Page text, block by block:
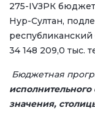
275-IVЗРК
Нур-Султан,
34 148 209,0 тыс.
Бюджетная
исполнительного
значения,